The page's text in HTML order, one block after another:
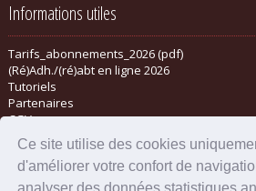
Ce site utilise des cookies
d'améliorer votre confort de
analyser des données statistiques
Informations utiles
Tarifs_abonnements_2026 (pdf)
(Ré)Adh./(ré)abt en ligne 2026
Tutoriels
Partenaires
CGV